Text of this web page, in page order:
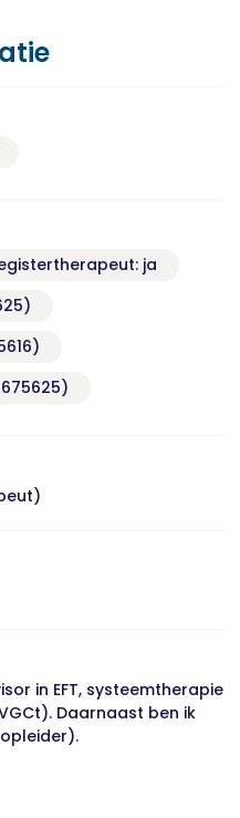
ja
in EFT, systeemtherapie
Daarnaast ben ik